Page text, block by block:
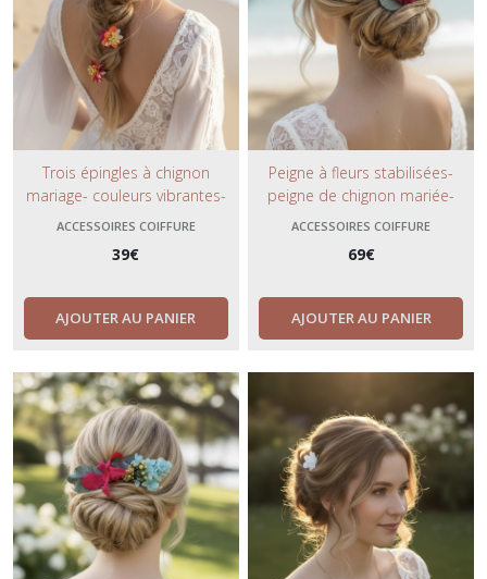
Trois épingles à chignon
mariage- couleurs vibrantes-
fuchsia, orange, jaune- coiffure
préservées.
ACCESSOIRES COIFFURE
39€
AJOUTER AU PANIER
Peigne à fleurs stabilisées-
peigne de chignon mariée-
véritables végétaux stabilisés-
ACCESSOIRES COIFFURE
69€
AJOUTER AU PANIER